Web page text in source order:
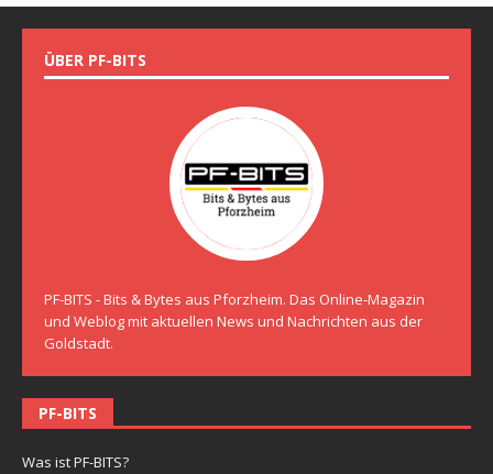
ÜBER PF-BITS
PF-BITS - Bits & Bytes aus Pforzheim. Das Online-Magazin
und Weblog mit aktuellen News und Nachrichten aus der
Goldstadt.
PF-BITS
Was ist PF-BITS?